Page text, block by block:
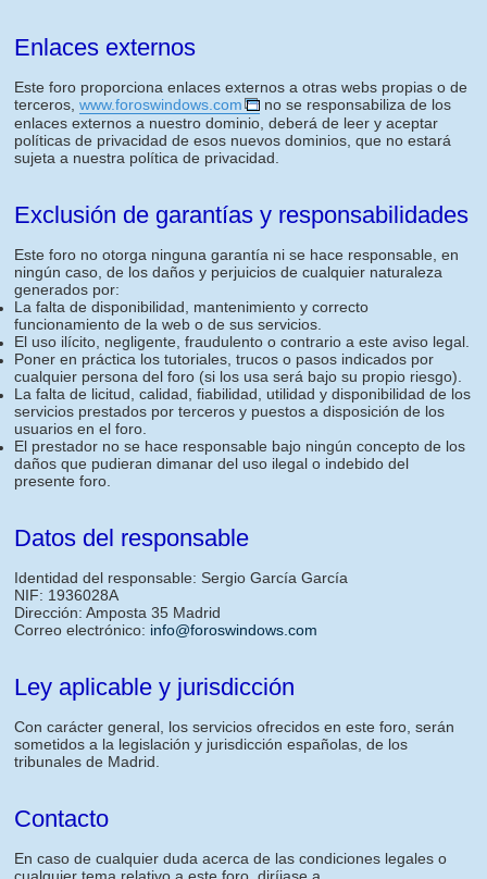
Enlaces externos
Este foro proporciona enlaces externos a otras webs propias o de
terceros, www.foroswindows.com
no se responsabiliza de los
enlaces externos a nuestro dominio, deberá de leer y aceptar
políticas de privacidad de esos nuevos dominios, que no estará
sujeta a nuestra política de privacidad.
Exclusión de garantías y responsabilidades
Este foro no otorga ninguna garantía ni se hace responsable, en
ningún caso, de los daños y perjuicios de cualquier naturaleza
generados por:
La falta de disponibilidad, mantenimiento y correcto
funcionamiento de la web o de sus servicios.
El uso ilícito, negligente, fraudulento o contrario a este aviso legal.
Poner en práctica los tutoriales, trucos o pasos indicados por
cualquier persona del foro (si los usa será bajo su propio riesgo).
La falta de licitud, calidad, fiabilidad, utilidad y disponibilidad de los
servicios prestados por terceros y puestos a disposición de los
usuarios en el foro.
El prestador no se hace responsable bajo ningún concepto de los
daños que pudieran dimanar del uso ilegal o indebido del
presente foro.
Datos del responsable
Identidad del responsable: Sergio García García
NIF: 1936028A
Dirección: Amposta 35 Madrid
Correo electrónico: info@foroswindows.com
Ley aplicable y jurisdicción
Con carácter general, los servicios ofrecidos en este foro, serán
sometidos a la legislación y jurisdicción españolas, de los
tribunales de Madrid.
Contacto
En caso de cualquier duda acerca de las condiciones legales o